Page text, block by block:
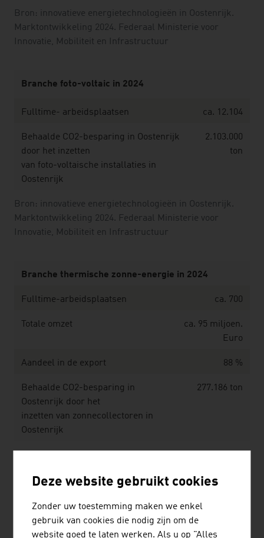
Bron: innovatieve energietechnologieën in Oostenrijk.
Marktontwikkeling 2024. Federaal Ministerie voor
Innovatie, Mobiliteit en Infrastructuur
Bron: innovatieve energietechnologieën in Oostenrijk.
Marktontwikkeling 2024. Federaal Ministerie voor
Innovatie, Mobiliteit en Infrastructuur
Branche foto-voltaic in 2024
Fulltime- arbeidsplaatsen ca. 12.104
Behaalde CO2-besparing in Oostenrijk
door het inzetten
van foto-voltaische installaties in
Oostenrijk
2.103.000
ton
Innovatie, Mobiliteit en Infrastructuur
Branche thermische zonne-energie in 2024
Fulltime-arbeidsplaatsen ca. 700
Totale omzet
ca. 95 miljoen.
Euro
Aandeel in de export 88 %
Behaalde CO2-besparing in
Oostenrijk door het
inzetten van zonnecollectoren in
Oostenrijk
277.186 ton
Deze website gebruikt cookies
Zonder uw toestemming maken we enkel
gebruik van cookies die nodig zijn om de
website goed te laten werken. Als u op "Alles